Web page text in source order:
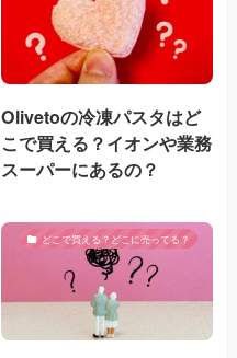
Olivetoの冷凍パスタはど
こで買える？イオンや業務
スーパーにあるの？
どこで買える？どこに売ってる？